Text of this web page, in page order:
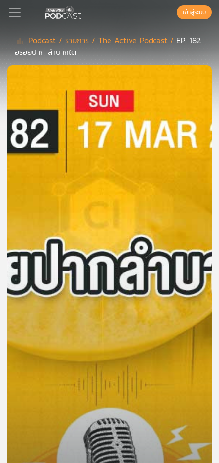
Podcast
ลิ
สต์
แนะนำ
เพลง
บทความ
ข่าว
และ
กิจกรรม
เข้าสู่ระบบ
Podcast / รายการ /The Active Podcast / EP. 182:
อร่อยปาก ลำบากไต